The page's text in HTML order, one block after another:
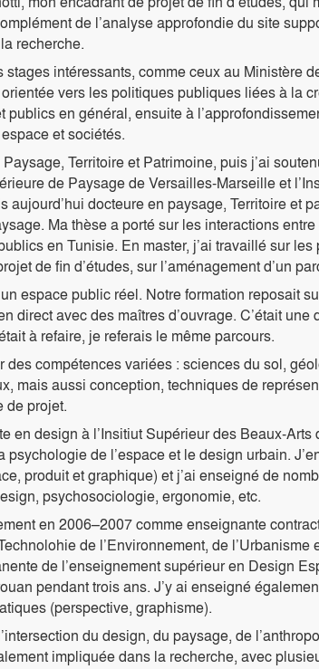
de l’analyse approfondie du site
recherche.
intéressants, comme ceux au Ministère
vers les politiques publiques liées à la
en général, ensuite à
et sociétés.
Territoire et Patrimoine, puis j’ai
de Paysage de Versailles-Marseille et
aujourd’hui docteure en paysage, Territoire et
Ma thèse a porté sur les interactions
en Tunisie. En master, j’ai travaillé sur les
de fin d’études, sur l’aménagement d’un
espace public réel. Notre formation reposait
direct avec des maîtres d’ouvrage. C’était une
à refaire, je referais le même parcours.
des compétences variées : sciences du sol,
mais aussi conception, techniques de
de projet.
en design à l’Insitiut Supérieur des Beaux-Arts
de l’espace et le design urbain.
produit et graphique) et j’ai enseigné de
psychosociologie, ergonomie, etc.
en 2006–2007 comme enseignante
de l’Environnement, de l’Urbanisme
de l’enseignement supérieur en Design
pendant trois ans. J’y ai enseigné
(perspective, graphisme).
du design, du paysage, de
impliquée dans la recherche, avec